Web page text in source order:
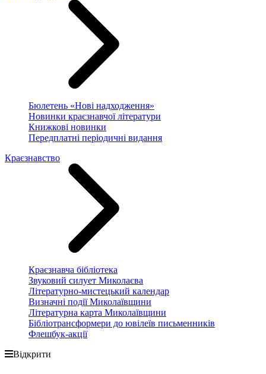
Бюлетень «Нові надходження»
Новинки краєзнавчої літератури
Книжкові новинки
Передплатні періодичні видання
Краєзнавство
Краєзнавча бібліотека
Звуковий силует Миколаєва
Літературно-мистецький календар
Визначні події Миколаївщини
Літературна карта Миколаївщини
Бібліотрансформери до ювілеїв письменників
Флешбук-акції
Відкрити